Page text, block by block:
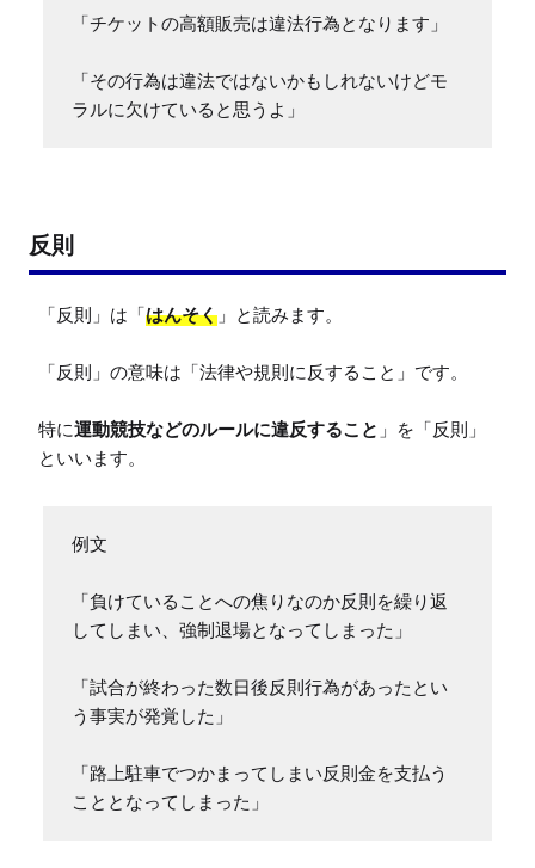
「チケットの高額販売は違法行為となります」
「その行為は違法ではないかもしれないけどモ
ラルに欠けていると思うよ」
反則
「反則」は「はんそく 」と読みます。
「反則」の意味は「法律や規則に反すること」です。
特に運動競技などのルールに違反すること 」を「反則」
といいます。
例文
「負けていることへの焦りなのか反則を繰り返
してしまい、強制退場となってしまった」
「試合が終わった数日後反則行為があったとい
う事実が発覚した」
「路上駐車でつかまってしまい反則金を支払う
こととなってしまった」